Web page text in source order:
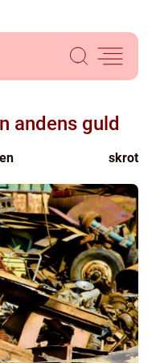
andens guld
skrot